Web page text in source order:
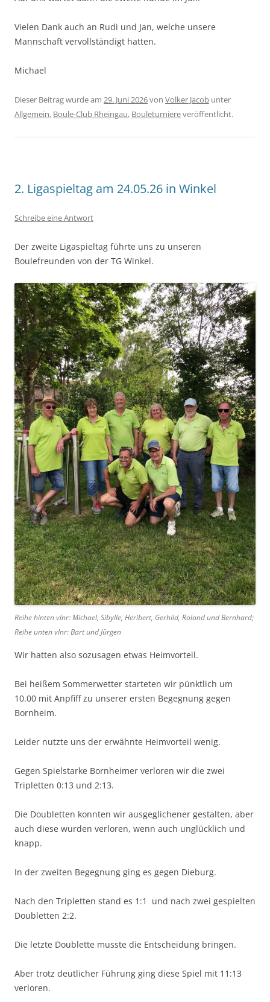
Vielen Dank auch an Rudi und Jan, welche unsere
Mannschaft vervollständigt hatten.
Michael
Dieser Beitrag wurde am 29. Juni 2026von Volker Jacob unter
Allgemein, Boule-Club Rheingau, Bouleturniereveröffentlicht.
2. Ligaspieltag am 24.05.26 in Winkel
Schreibe eine Antwort
Der zweite Ligaspieltag führte uns zu unseren
Boulefreunden von der TG Winkel.
Reihe hinten vlnr: Michael, Sibylle, Heribert, Gerhild, Roland und Bernhard;
Reihe unten vlnr: Bart und Jürgen
Wir hatten also sozusagen etwas Heimvorteil.
Bei heißem Sommerwetter starteten wir pünktlich um
10.00 mit Anpfiff zu unserer ersten Begegnung gegen
Bornheim.
Leider nutzte uns der erwähnte Heimvorteil wenig.
Gegen Spielstarke Bornheimer verloren wir die zwei
Tripletten 0:13 und 2:13.
Die Doubletten konnten wir ausgeglichener gestalten, aber
auch diese wurden verloren, wenn auch unglücklich und
knapp.
In der zweiten Begegnung ging es gegen Dieburg.
Nach den Tripletten stand es 1:1 und nach zwei gespielten
Doubletten 2:2.
Die letzte Doublette musste die Entscheidung bringen.
Aber trotz deutlicher Führung ging diese Spiel mit 11:13
verloren.